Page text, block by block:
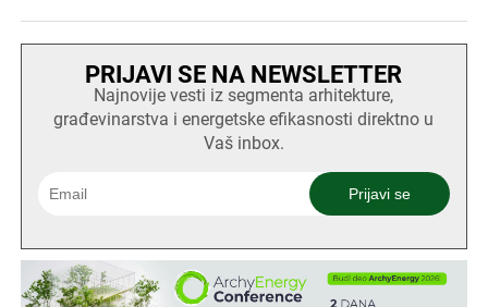
PRIJAVI SE NA NEWSLETTER
Najnovije vesti iz segmenta arhitekture,
građevinarstva i energetske efikasnosti direktno u
Vaš inbox.